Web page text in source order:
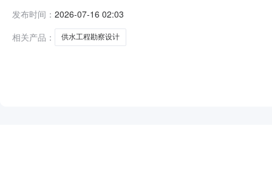
发布时间： 2026-07-16 02:03
相关产品：
供水工程勘察设计